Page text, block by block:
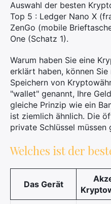
Auswahl der besten
Top 5 : Ledger Nano X
ZenGo (mobile
One (Schatz 1).
Warum haben Sie eine
erklärt haben, können
Speichern von
"wallet" genannt, Ihre
gleiche Prinzip wie ein
ist ziemlich ähnlich. Die
private Schlüssel müssen
Welches ist der
Das Gerät